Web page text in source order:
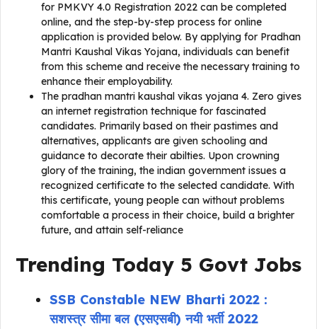
for PMKVY 4.0 Registration 2022 can be completed
online, and the step-by-step process for online
application is provided below. By applying for Pradhan
Mantri Kaushal Vikas Yojana, individuals can benefit
from this scheme and receive the necessary training to
enhance their employability.
The pradhan mantri kaushal vikas yojana 4. Zero gives
an internet registration technique for fascinated
candidates. Primarily based on their pastimes and
alternatives, applicants are given schooling and
guidance to decorate their abilties. Upon crowning
glory of the training, the indian government issues a
recognized certificate to the selected candidate. With
this certificate, young people can without problems
comfortable a process in their choice, build a brighter
future, and attain self-reliance
Trending Today 5 Govt Jobs
SSB Constable NEW Bharti 2022 :
सशस्त्र सीमा बल (एसएसबी) नयी भर्ती 2022